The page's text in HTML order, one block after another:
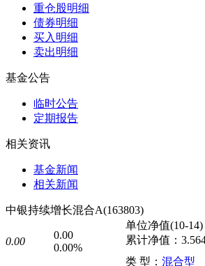
重仓股明细
债券明细
买入明细
卖出明细
基金公告
临时公告
定期报告
相关资讯
基金新闻
相关新闻
中银持续增长混合A(163803)
0.00
0.00
0.00%
单位净值(10-14)
累计净值：
类 型： 混合型